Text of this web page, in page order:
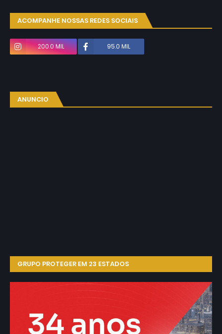
ACOMPANHE NOSSAS REDES SOCIAIS
200.0 MIL 95.0 MIL
ANUNCIO
GRUPO PROTEGER EM 23 ESTADOS